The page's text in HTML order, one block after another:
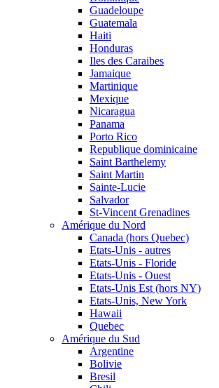
Guadeloupe
Guatemala
Haiti
Honduras
Iles des Caraibes
Jamaique
Martinique
Mexique
Nicaragua
Panama
Porto Rico
Republique dominicaine
Saint Barthelemy
Saint Martin
Sainte-Lucie
Salvador
St-Vincent Grenadines
Amérique du Nord
Canada (hors Quebec)
Etats-Unis - autres
Etats-Unis - Floride
Etats-Unis - Ouest
Etats-Unis Est (hors NY)
Etats-Unis, New York
Hawaii
Quebec
Amérique du Sud
Argentine
Bolivie
Bresil